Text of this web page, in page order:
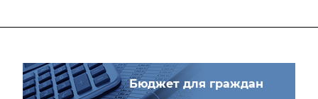
Бюджет для граждан